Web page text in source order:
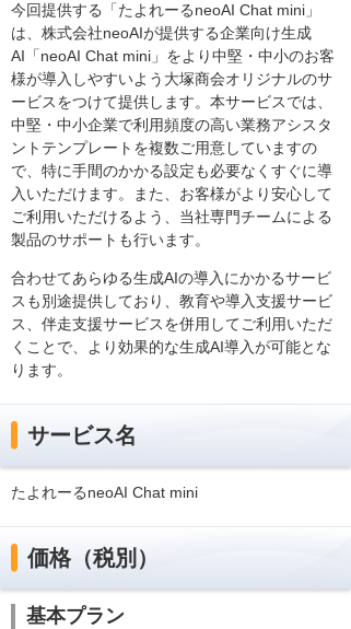
今回提供する「たよれーるneoAI Chat mini」
は、株式会社neoAIが提供する企業向け生成
AI「neoAI Chat mini」をより中堅・中小のお客
様が導入しやすいよう大塚商会オリジナルのサ
ービスをつけて提供します。本サービスでは、
中堅・中小企業で利用頻度の高い業務アシスタ
ントテンプレートを複数ご用意していますの
で、特に手間のかかる設定も必要なくすぐに導
入いただけます。また、お客様がより安心して
ご利用いただけるよう、当社専門チームによる
製品のサポートも行います。
合わせてあらゆる生成AIの導入にかかるサービ
スも別途提供しており、教育や導入支援サービ
ス、伴走支援サービスを併用してご利用いただ
くことで、より効果的な生成AI導入が可能とな
ります。
サービス名
たよれーるneoAI Chat mini
価格（税別）
基本プラン